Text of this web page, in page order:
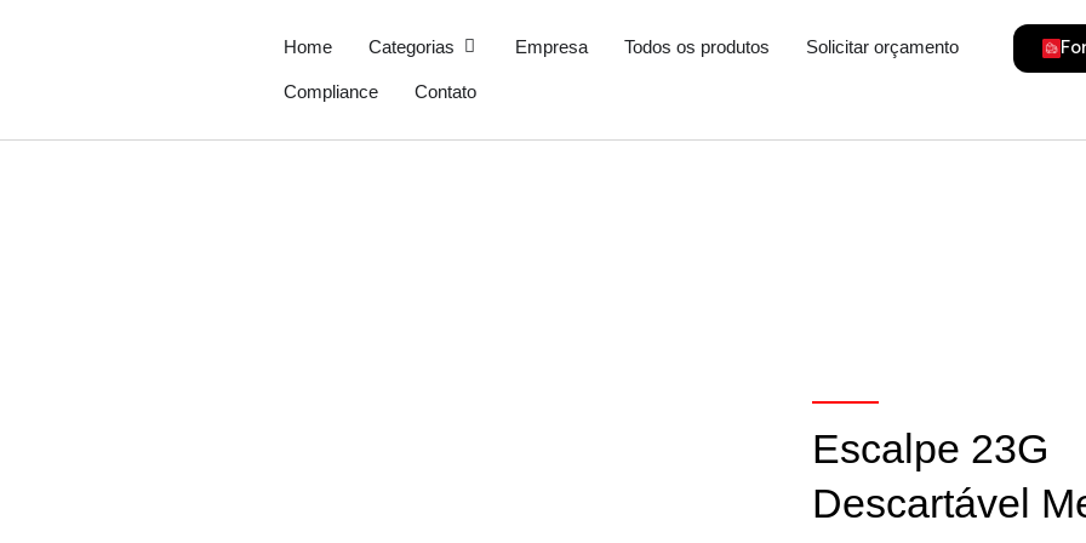
Home Categorias Open Categorias
Empresa Todos os produtos Solicitar orçamento
Compliance Contato
Escalpe 23G
Descartável